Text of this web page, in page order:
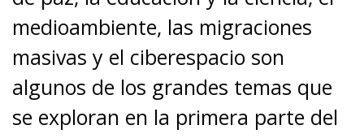
medioambiente, las migraciones
masivas y el ciberespacio son
algunos de los grandes temas que
se exploran en la primera parte del